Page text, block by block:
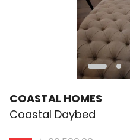
COASTAL HOMES
Coastal Daybed